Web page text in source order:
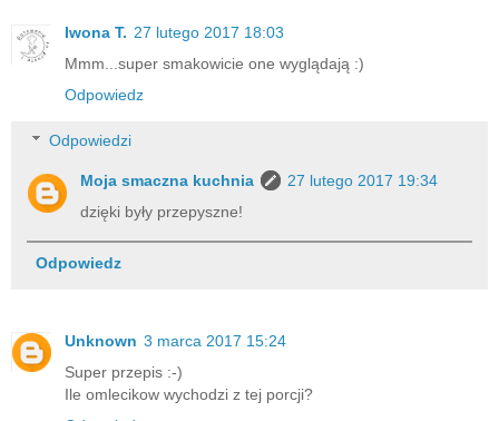
Iwona T. 27 lutego 2017 18:03
Mmm...super smakowicie one wyglądają :)
Odpowiedz
Odpowiedzi
Moja smaczna kuchnia
27 lutego 2017 19:34
dzięki były przepyszne!
Odpowiedz
Unknown 3 marca 2017 15:24
Super przepis :-)
Ile omlecikow wychodzi z tej porcji?